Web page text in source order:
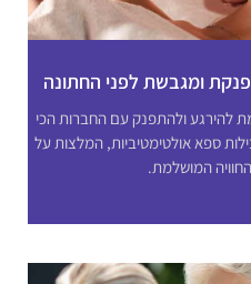
ומגבשת לפני החתונה
להירגע ולהתפנק עם החברות הכי
ספא אולטימטיביות, המלצות על
המושלמת.